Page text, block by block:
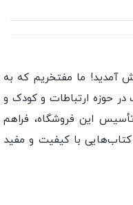
آمدید! ما مفتخریم که به
در حوزه ارتباطات و کودک و
این فروشگاه، فراهم
با کیفیت و مفید